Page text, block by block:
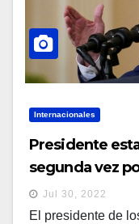
Internacionales
Presidente
segunda vez
Jul 30, 2022
El presidente de